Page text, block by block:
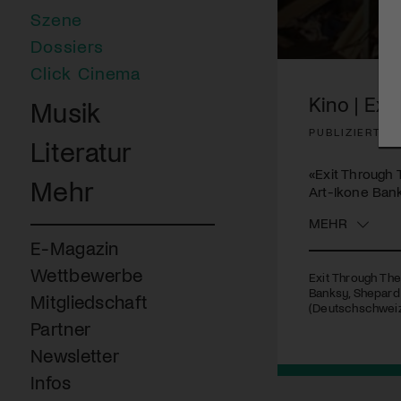
Szene
Dossiers
Click Cinema
Musik
Literatur
Mehr
E-Magazin
Wettbewerbe
Mitgliedschaft
Partner
Newsletter
Infos
Volume
Kino | Exit
PUBLIZIERT
«Exit
Art-Ikone
MEHR
Exit Through
Banksy,